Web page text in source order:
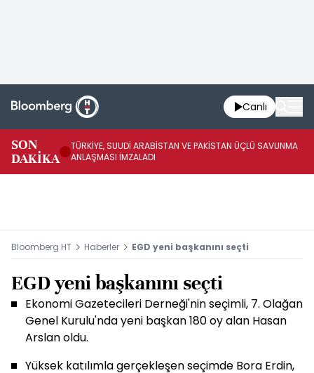
Canlı
SON
DAKİKA
TÜRKİYE, SUUDİ ARABİSTAN VE PAKİSTAN ÜÇLÜ SAVUNMA
ANLAŞMASI İMZALADI
Bloomberg HT Haberler EGD yeni başkanını seçti
EGD yeni başkanını seçti
Ekonomi Gazetecileri Derneği'nin seçimli, 7. Olağan
Genel Kurulu'nda yeni başkan 180 oy alan Hasan
Arslan oldu.
Yüksek katılımla gerçekleşen seçimde Bora Erdin,